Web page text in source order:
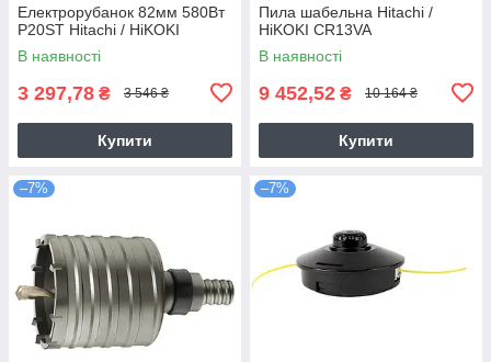
Електрорубанок 82мм 580Вт
P20ST Hitachi / HiKOKI
В наявності
3 297,78 ₴ 3 546 ₴
Купити
Пила шабельна Hitachi /
HiKOKI CR13VA
В наявності
9 452,52 ₴ 10 164 ₴
Купити
–7% –7%